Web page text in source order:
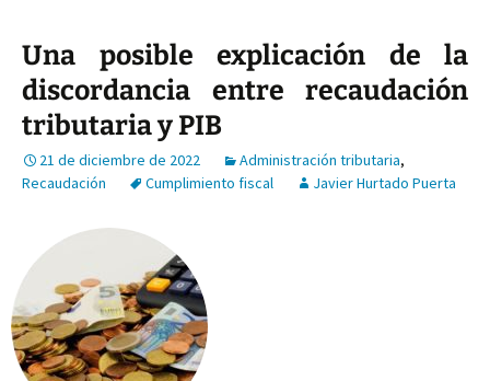
Una posible explicación de la
discordancia entre recaudación
tributaria y PIB
21 de diciembre de 2022 Administración tributaria,
Recaudación
Cumplimiento fiscal Javier Hurtado Puerta